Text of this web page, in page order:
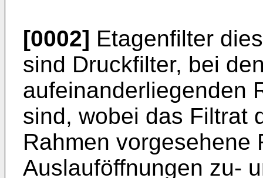
[0002] Etagenfilter
sind Druckfilter, bei
aufeinanderliegenden
sind, wobei das Filtrat
Rahmen vorgesehene
Auslauföffnungen zu-